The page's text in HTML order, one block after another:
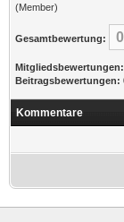
(Member)
Gesamtbewertung: 0
Beitragsbewertungen:
Kommentare